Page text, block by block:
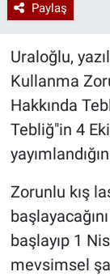
Paylaş
Uraloğlu,
Kullanma
Hakkında
Tebliğ"in 4
Zorunlu kış
başlayıp 1
mevsimsel